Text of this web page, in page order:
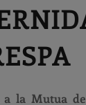
a la Mutua